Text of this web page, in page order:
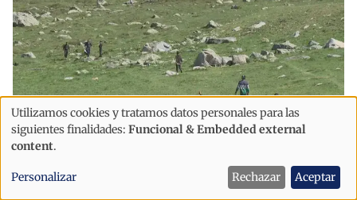
Sociedad
Uso
de
datos
personales
Utilizamos cookies y tratamos datos personales para las
siguientes finalidades: Funcional & Embedded external
content.
Personalizar Rechazar Aceptar